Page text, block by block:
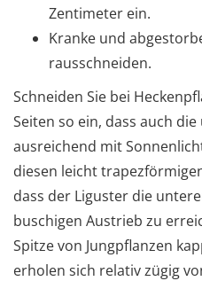
Zentimeter ein.
Kranke und
rausschneiden.
Schneiden Sie bei
Seiten so ein, dass auch
ausreichend mit
diesen leicht
dass der Liguster die
buschigen Austrieb zu
Spitze von Jungpflanzen
erholen sich relativ zügig